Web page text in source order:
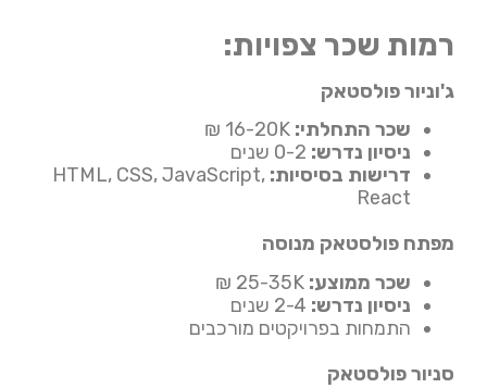
רמות שכר צפויות:
ג'וניור פולסטאק
שכר התחלתי:
ניסיון נדרש:
דרישות בסיסיות: HTML, CSS, JavaScript,
React
מפתח פולסטאק מנוסה
שכר ממוצע:
ניסיון נדרש:
התמחות בפרויקטים מורכבים
סניור פולסטאק